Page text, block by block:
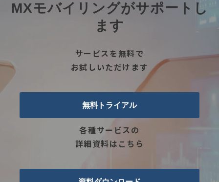
MXモバイリングがサポートし
ます
サービスを無料で
お試しいただけます
無料トライアル
各種サービスの
詳細資料はこちら